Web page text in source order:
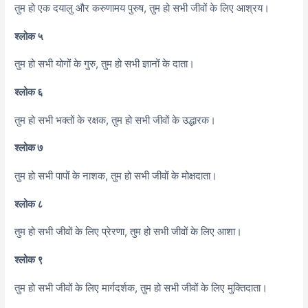
तुम हो एक दयालु और करुणामय पुरुष, तुम हो सभी जीवों के लिए आश्रय।
श्लोक ५
तुम हो सभी योगों के गुरु, तुम हो सभी ज्ञानों के दाता।
श्लोक ६
तुम हो सभी भक्तों के रक्षक, तुम हो सभी जीवों के उद्धारक।
श्लोक ७
तुम हो सभी पापों के नाशक, तुम हो सभी जीवों के मोक्षदाता।
श्लोक ८
तुम हो सभी जीवों के लिए प्रेरणा, तुम हो सभी जीवों के लिए आशा।
श्लोक ९
तुम हो सभी जीवों के लिए मार्गदर्शक, तुम हो सभी जीवों के लिए मुक्तिदाता।